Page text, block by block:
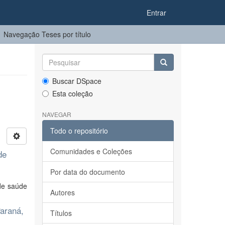
Entrar
Navegação Teses por título
saúde
Buscar DSpace
Esta coleção
NAVEGAR
Todo o repositório
Comunidades e Coleções
Por data do documento
Autores
Títulos